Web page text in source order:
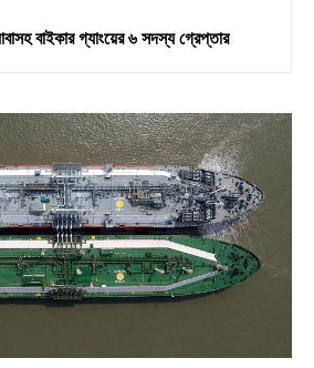
বাইকার গ্যাংয়ের ৬ সদস্য গ্রেপ্তার